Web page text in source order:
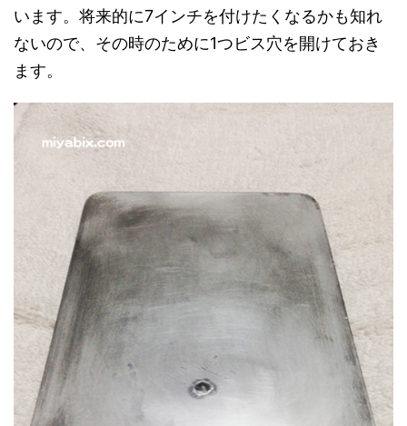
います。将来的に7インチを付けたくなるかも知れ
ないので、その時のために1つビス穴を開けておき
ます。